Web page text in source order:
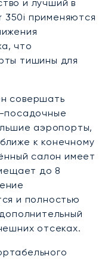
и лучший в
350i применяются
что
тишины для
совершать
посадочные
аэропорты,
к конечному
салон имеет
до 8
и полностью
отсеках.